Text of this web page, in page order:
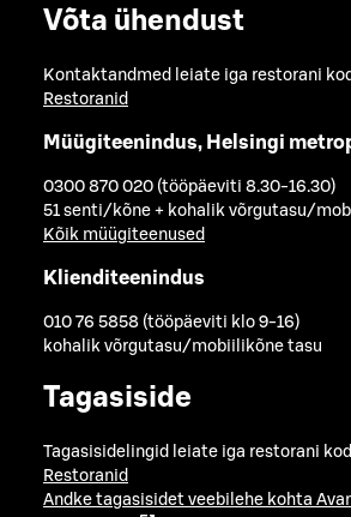
Võta ühendust
Kontaktandmed leiate iga restorani
Restoranid
Müügiteenindus, Helsingi
0300 870 020 (tööpäeviti 8.30-16.30)
51 senti/kõne + kohalik võrgutasu/
Kõik müügiteenused
Klienditeenindus
010 76 5858 (tööpäeviti klo 9-16)
kohalik võrgutasu/mobiilikõne tasu
Tagasiside
Tagasisidelingid leiate iga restorani
Restoranid
Andke tagasisidet veebilehe kohta